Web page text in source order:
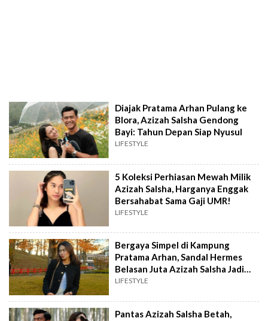
Diajak Pratama Arhan Pulang ke
Blora, Azizah Salsha Gendong
Bayi: Tahun Depan Siap Nyusul
LIFESTYLE
5 Koleksi Perhiasan Mewah Milik
Azizah Salsha, Harganya Enggak
Bersahabat Sama Gaji UMR!
LIFESTYLE
Bergaya Simpel di Kampung
Pratama Arhan, Sandal Hermes
Belasan Juta Azizah Salsha Jadi
Sorotan
LIFESTYLE
Pantas Azizah Salsha Betah,